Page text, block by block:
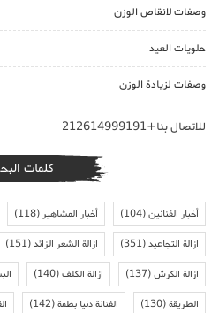
وصفات لانقاص الوزن
حلويات العيد
وصفات لزيادة الوزن
للاتصال بنا+212614999191
كلمات
أخبار الفنانين(104) أخبار المشاهير(118)
ازالة التجاعيد(351) ازالة الشعر الزائد(151)
ازالة الكرش(137) ازالة الكلف(140)
الطريقة(130) الفنانة دنيا بطمة(142)